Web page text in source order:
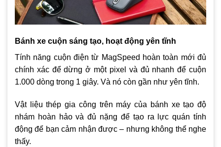
Bánh xe cuộn sáng tạo, hoạt động yên tĩnh
Tính năng cuộn điện từ MagSpeed hoàn toàn mới đủ
chính xác để dừng ở một pixel và đủ nhanh để cuộn
1.000 dòng trong 1 giây. Và nó còn gần như yên tĩnh.
Vật liệu thép gia công trên máy của bánh xe tạo độ
nhám hoàn hảo và đủ nặng để tạo ra lực quán tính
động để bạn cảm nhận được – nhưng không thể nghe
thấy.